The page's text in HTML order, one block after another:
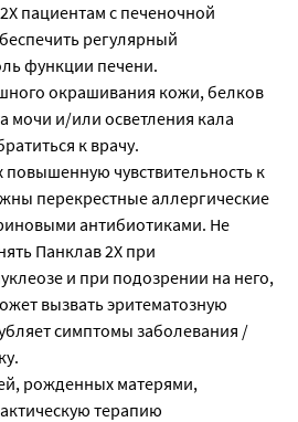
пациентам с печеночной
регулярный
функции печени.
окрашивания кожи, белков
мочи и/или осветления кала
к врачу.
чувствительность к
перекрестные аллергические
антибиотиками. Не
Панклав 2Х при
и при подозрении на него,
вызвать эритематозную
симптомы заболевания /
рожденных матерями,
терапию